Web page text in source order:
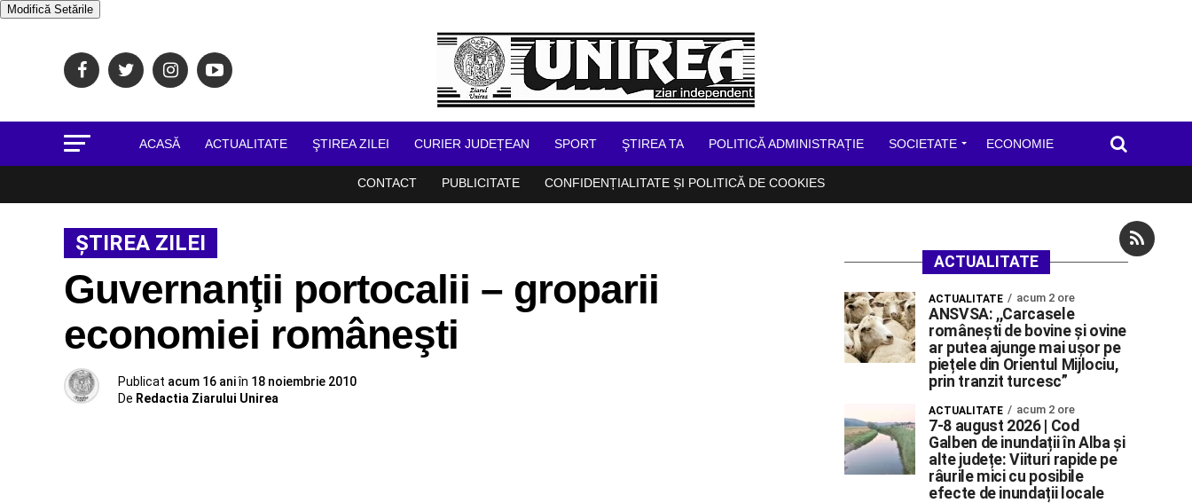
Modifică Setările
ACASĂ ACTUALITATE ŞTIREA ZILEI CURIER JUDEȚEAN SPORT ŞTIREA TA POLITICĂ ADMINISTRAȚIE SOCIETATE ECONOMIE
CONTACT PUBLICITATE CONFIDENȚIALITATE ȘI POLITICĂ DE COOKIES
ŞTIREA ZILEI
Guvernanţii portocalii – groparii
economiei româneşti
Publicat acum 16 aniîn 18 noiembrie 2010
De Redactia Ziarului Unirea
ACTUALITATE
ACTUALITATE acum 2 ore
ANSVSA: ,,Carcasele
românești de bovine și ovine
ar putea ajunge mai ușor pe
piețele din Orientul Mijlociu,
prin tranzit turcesc”
ACTUALITATE acum 2 ore
7-8 august 2026 | Cod
Galben de inundații în Alba și
alte județe: Viituri rapide pe
râurile mici cu posibile
efecte de inundații locale